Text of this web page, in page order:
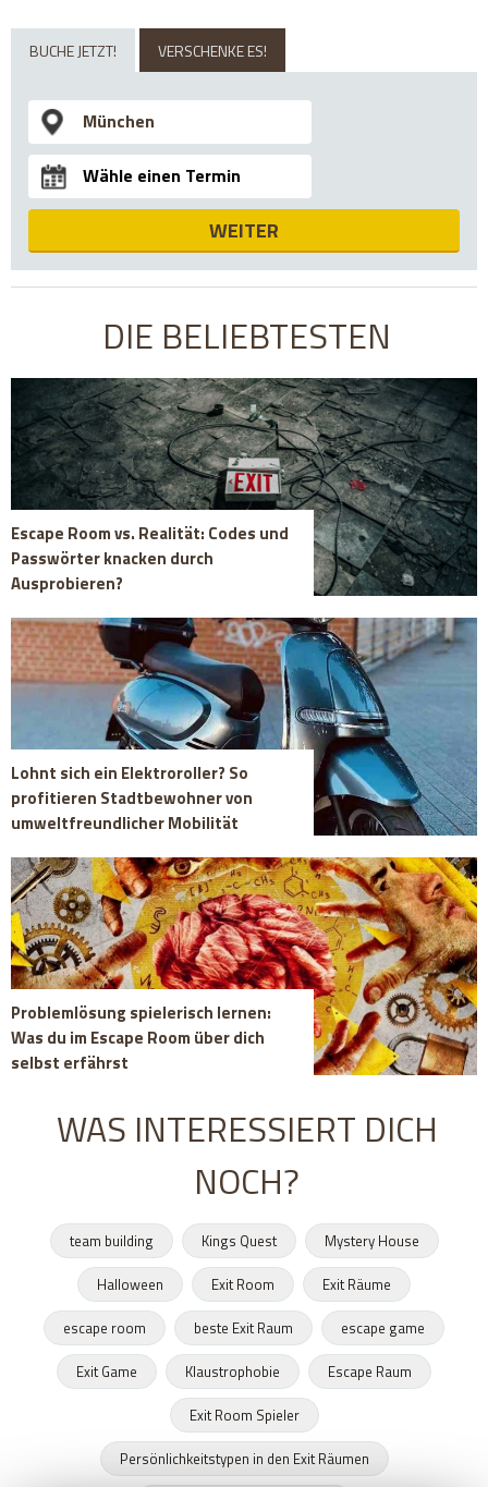
BUCHE JETZT! VERSCHENKE ES!
WEITER
DIE BELIEBTESTEN
Escape Room vs. Realität: Codes und
Passwörter knacken durch
Ausprobieren?
Lohnt sich ein Elektroroller? So
profitieren Stadtbewohner von
umweltfreundlicher Mobilität
Problemlösung spielerisch lernen:
Was du im Escape Room über dich
selbst erfährst
WAS INTERESSIERT DICH
NOCH?
team building Kings Quest
Mystery House
Halloween
Exit Room
Exit Räume
escape room
beste Exit Raum
escape game
Exit Game
Klaustrophobie
Escape Raum
Exit Room Spieler
Persönlichkeitstypen in den Exit Räumen